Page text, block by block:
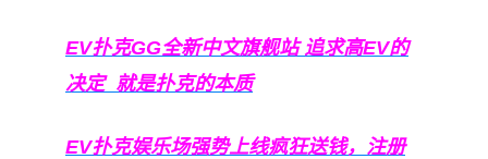
EV扑克GG全新中文旗舰站追求高EV的
决定 就是扑克的本质
EV扑克娱乐场强势上线疯狂送钱，注册